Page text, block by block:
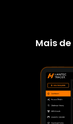
Mais de